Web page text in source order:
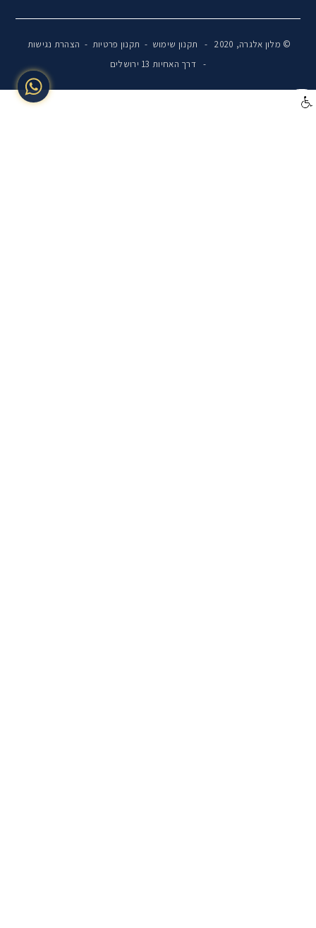
© מלון אלגרה, 2020 - תקנון שימוש - תקנון פרטיות - הצהרת נגישות
- דרך האחיות 13 ירושלים